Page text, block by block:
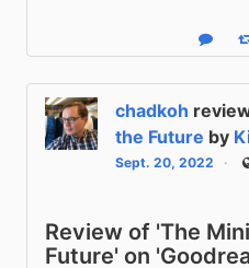
Reply
chadkoh
the Future by
Sept. 20, 2022
Review of 'The
Future' on